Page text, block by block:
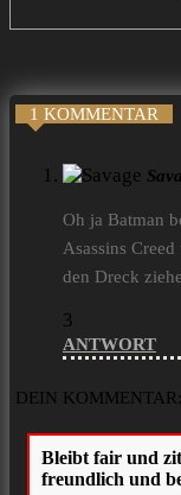
1 KOMMENTAR
Oh ja Batman
Asassins
den Dreck
3
ANTWORT
DEIN KOMMENTAR: